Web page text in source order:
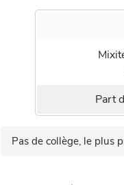
Part
Pas de collège, le plus